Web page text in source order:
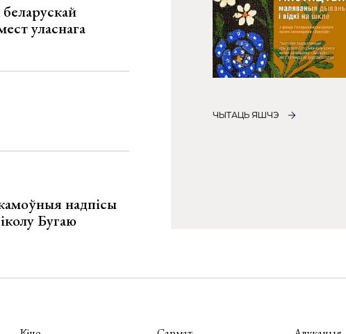
уласнага
надпісы
Бугаю
ЧЫТАЦЬ ЯШЧЭ